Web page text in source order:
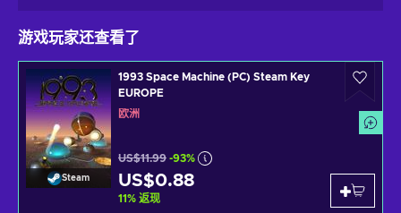
游戏玩家还查看了
Steam
1993 Space Machine (PC) Steam Key
EUROPE
欧洲
US$11.99 -93%
US$0.88
11% 返现